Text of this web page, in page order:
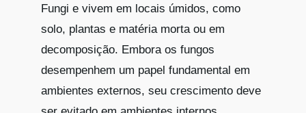
Fungi e vivem em locais úmidos, como
solo, plantas e matéria morta ou em
decomposição. Embora os fungos
desempenhem um papel fundamental em
ambientes externos, seu crescimento deve